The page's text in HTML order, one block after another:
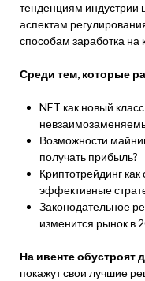
тенденциям индустрии
аспектам
способам заработка на
Среди тем, которые
NFT как новый
Возможности
получать прибыль?
Криптотрейдинг
эффективные
Законодательное
изменится рынок в
На ивенте обустроят
покажут свои лучшие